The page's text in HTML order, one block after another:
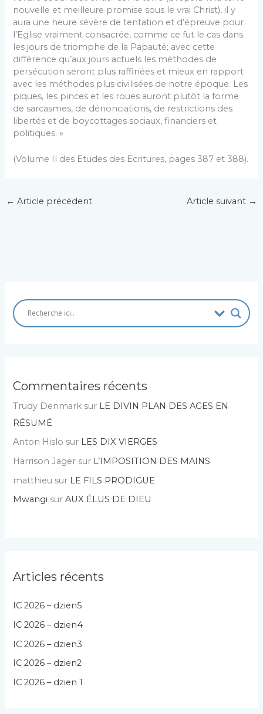
nouvelle et meilleure promise sous le vrai Christ), il y
aura une heure sévère de tentation et d’épreuve pour
l’Eglise vraiment consacrée, comme ce fut le cas dans
les jours de triomphe de la Papauté; avec cette
différence qu’aux jours actuels les méthodes de
persécution seront plus raffinées et mieux en rapport
avec les méthodes plus civilisées de notre époque. Les
piques, les pinces et les roues auront plutôt la forme
de sarcasmes, de dénonciations, de restrictions des
libertés et de boycottages sociaux, financiers et
politiques. »
(Volume Il des Etudes des Ecritures, pages 387 et 388).
← Article précédent Article suivant →
Commentaires récents
Trudy Denmark sur LE DIVIN PLAN DES AGES EN
RÉSUMÉ
Anton Hislo sur LES DIX VIERGES
Harrison Jager sur L’IMPOSITION DES MAINS
matthieu sur LE FILS PRODIGUE
Mwangi surAUX ÉLUS DE DIEU
Articles récents
IC 2026 – dzien5
IC 2026 – dzien4
IC 2026 – dzien3
IC 2026 – dzien2
IC 2026 – dzien 1